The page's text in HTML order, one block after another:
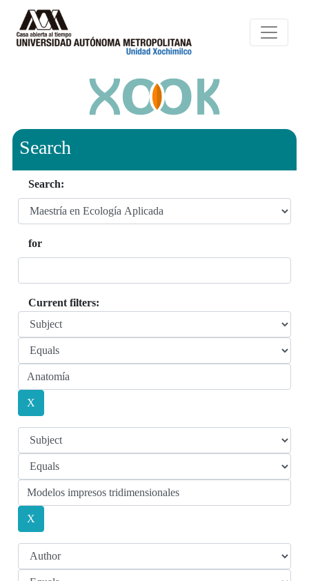
Search
Search:
for
Current filters: